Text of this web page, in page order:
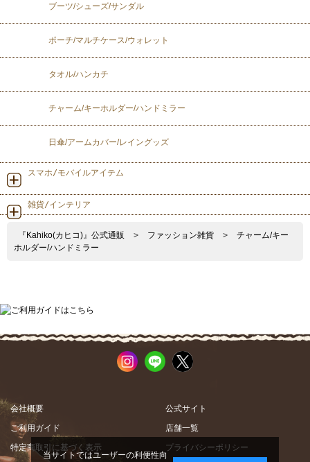
ブーツ/シューズ/サンダル
ポーチ/マルチケース/ウォレット
タオル/ハンカチ
チャーム/キーホルダー/ハンドミラー
日傘/アームカバー/レイングッズ
スマホ/モバイルアイテム
雑貨/インテリア
『Kahiko(カヒコ)』公式通販 > ファッション雑貨 >
チャーム/キー
ホルダー/ハンドミラー
会社概要
公式サイト
ご利用ガイド
店舗一覧
特定商取引に基づく表示
プライバシーポリシー
当サイトではユーザーの利便性向